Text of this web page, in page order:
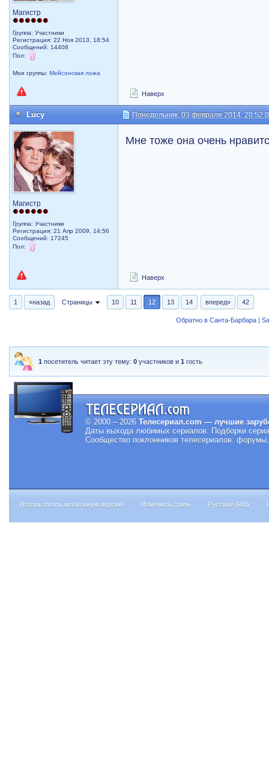
Магистр
Группа: Участники
Регистрация: 22 Ноя 2013, 18:54
Сообщений: 14408
Пол:
Мои группы:Мейсонская ложа
Наверх
Lucy Понедельник, 03 февраля 2014,
Магистр
Группа: Участники
Регистрация: 21 Апр 2009, 14:56
Сообщений: 17245
Пол:
Мне тоже она очень
Наверх
1 «назад Страницы 10 11 12 13 14 вперед» 42
Обратно в Санта-Барбара |
1 посетитель читает эту тему:0 участников и1 гость
© 2000 – 2026 Телесериал.com — лучшие
Даты выхода любимых сериалов. Подборки
Сообщество поклонников телесериалов:
Использовать мобильную версию Изменить стиль Русский (RU)